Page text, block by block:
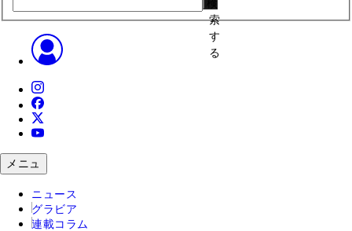
索
す
る
メニュ
ニュース
グラビア
連載コラム